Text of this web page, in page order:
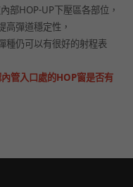
部HOP-UP下壓區各部位，
高彈道穩定性，
種仍可以有很好的射程表
管入口處的HOP窗是否有